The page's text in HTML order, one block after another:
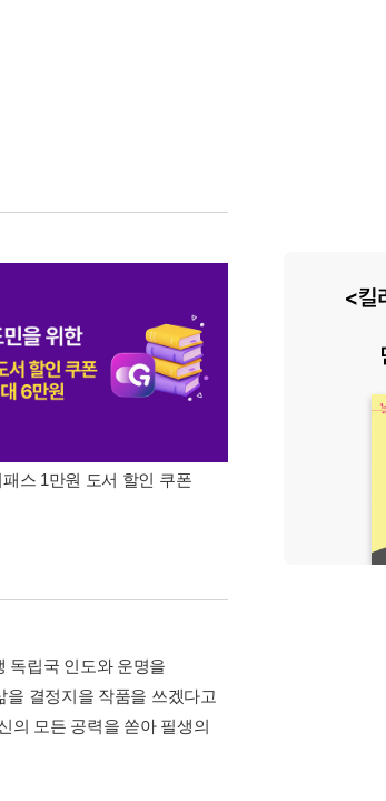
스 1만원 도서 할인 쿠폰
독립국 인도와 운명을
결정지을 작품을 쓰겠다고
의 모든 공력을 쏟아 필생의